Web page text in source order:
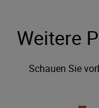
Weitere
Schauen Sie